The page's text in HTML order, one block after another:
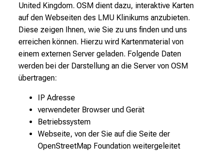
United Kingdom. OSM dient dazu, interaktive Karten
auf den Webseiten des LMU Klinikums anzubieten.
Diese zeigen Ihnen, wie Sie zu uns finden und uns
erreichen können. Hierzu wird Kartenmaterial von
einem externen Server geladen. Folgende Daten
werden bei der Darstellung an die Server von OSM
übertragen:
IP Adresse
verwendeter Browser und Gerät
Betriebssystem
Webseite, von der Sie auf die Seite der
OpenStreetMap Foundation weitergeleitet